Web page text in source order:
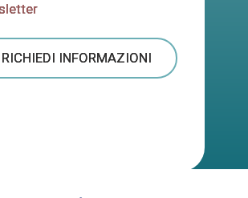
RICHIEDI INFORMAZIONI